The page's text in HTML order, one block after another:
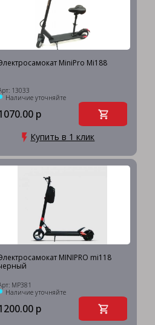
MiniPro Mi188
13033
Наличие уточняйте
р
Купить в 1 клик
MINIPRO mi118
MP381
Наличие уточняйте
р